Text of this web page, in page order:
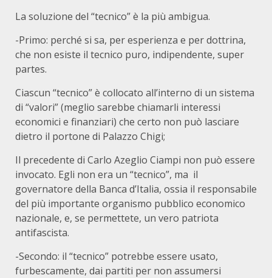
La soluzione del “tecnico” è la più ambigua.
-Primo: perché si sa, per esperienza e per dottrina,
che non esiste il tecnico puro, indipendente, super
partes.
Ciascun “tecnico” è collocato all’interno di un sistema
di “valori” (meglio sarebbe chiamarli interessi
economici e finanziari) che certo non può lasciare
dietro il portone di Palazzo Chigi;
Il precedente di Carlo Azeglio Ciampi non può essere
invocato. Egli non era un “tecnico”, ma il
governatore della Banca d’Italia, ossia il responsabile
del più importante organismo pubblico economico
nazionale, e, se permettete, un vero patriota
antifascista.
-Secondo: il “tecnico” potrebbe essere usato,
furbescamente, dai partiti per non assumersi